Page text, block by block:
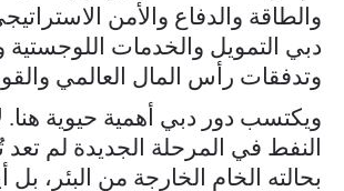
والطاقة والدفاع والأمن
دبي التمويل والخدمات اللوجستية
وتدفقات رأس المال العالمي
ويكتسب دور دبي أهمية حيوية هنا.
النفط في المرحلة الجديدة لم
بحالته الخام الخارجة من البئر، بل